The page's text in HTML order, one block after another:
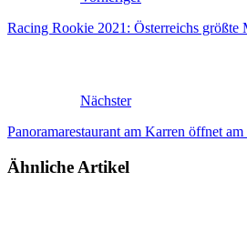
Racing Rookie 2021: Österreichs größte
Nächster
Panoramarestaurant am Karren öffnet
Ähnliche Artikel